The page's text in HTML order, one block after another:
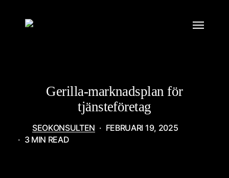
Menu
Gerilla-marknadsplan för
tjänsteföretag
SEOKONSULTEN
FEBRUARI 19, 2025
3 MIN READ